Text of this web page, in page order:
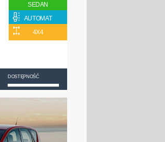
SEDAN
AUTOMAT
4X4
DOSTĘPNOŚĆ